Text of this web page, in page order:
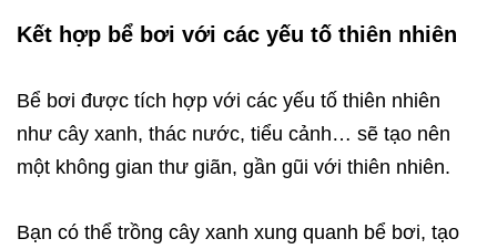
Kết hợp bể bơi với các yếu tố thiên nhiên
Bể bơi được tích hợp với các yếu tố thiên nhiên
như cây xanh, thác nước, tiểu cảnh… sẽ tạo nên
một không gian thư giãn, gần gũi với thiên nhiên.
Bạn có thể trồng cây xanh xung quanh bể bơi, tạo